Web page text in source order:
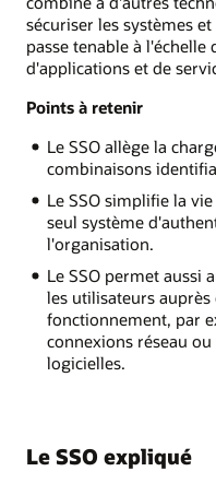
sécuriser les systèmes
passe tenable à l'échelle
d'applications et de
Points à retenir
Le SSO allège la
combinaisons
Le SSO simplifie la
seul système
l'organisation.
Le SSO permet aussi
les utilisateurs auprès
fonctionnement, par
connexions réseau
logicielles.
Le SSO expliqué